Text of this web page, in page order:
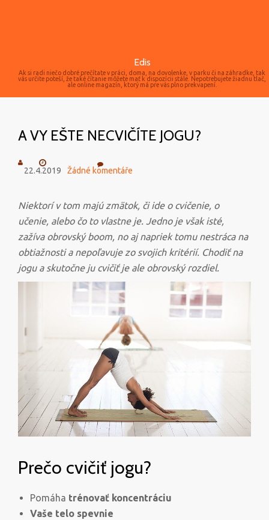
Edis
Ak si radi niečo dobré prečítate v práci, doma, na dovolenke, v parku či na záhradke, tak
vás určite poteší, že také čítanie môžete mať k dispozícii stále. Nepotrebujete žiadnu tlač,
ale online magazín, ktorý má pre vás plno prekvapení.
A VY EŠTE NECVIČÍTE JOGU?
22.4.2019 Žádné komentáře
Niektorí v tom majú zmätok, či ide o cvičenie, o
učenie, alebo čo to vlastne je. Jedno je však isté,
zažíva obrovský boom, no aj napriek tomu nestráca na
obtiažnosti a nepoľavuje zo svojich kritérií. Chodiť na
jogu a skutočne ju cvičiť je ale obrovský rozdiel.
Prečo cvičiť jogu?
Pomáha trénovať koncentráciu
Vaše telo spevnie